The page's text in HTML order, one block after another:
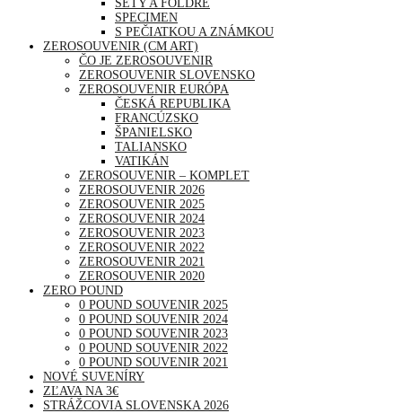
SETY A FOLDRE
SPECIMEN
S PEČIATKOU A ZNÁMKOU
ZEROSOUVENIR (CM ART)
ČO JE ZEROSOUVENIR
ZEROSOUVENIR SLOVENSKO
ZEROSOUVENIR EURÓPA
ČESKÁ REPUBLIKA
FRANCÚZSKO
ŠPANIELSKO
TALIANSKO
VATIKÁN
ZEROSOUVENIR – KOMPLET
ZEROSOUVENIR 2026
ZEROSOUVENIR 2025
ZEROSOUVENIR 2024
ZEROSOUVENIR 2023
ZEROSOUVENIR 2022
ZEROSOUVENIR 2021
ZEROSOUVENIR 2020
ZERO POUND
0 POUND SOUVENIR 2025
0 POUND SOUVENIR 2024
0 POUND SOUVENIR 2023
0 POUND SOUVENIR 2022
0 POUND SOUVENIR 2021
NOVÉ SUVENÍRY
ZĽAVA NA 3€
STRÁŽCOVIA SLOVENSKA 2026